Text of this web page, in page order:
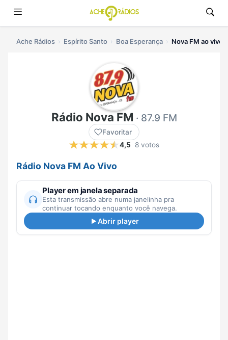
Ache Rádios Espírito Santo Boa Esperança Nova FM ao vivo
Rádio Nova FM · 87.9 FM
Favoritar
4,5
8 votos
Rádio Nova FM Ao Vivo
Player em janela separada
Esta transmissão abre numa janelinha pra
continuar tocando enquanto você navega.
Abrir player